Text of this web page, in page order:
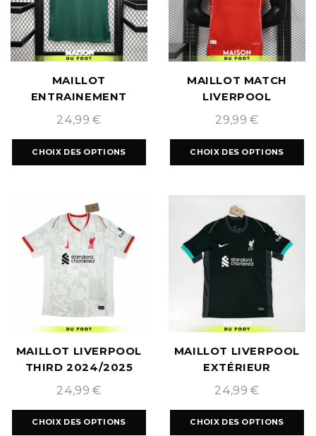
MAILLOT
ENTRAINEMENT
LIVERPOOL
2024/2025
24,99€
CHOIX DES OPTIONS
MAILLOT MATCH
LIVERPOOL
2025/2026
29,99€
CHOIX DES OPTIONS
MAILLOT LIVERPOOL
THIRD 2024/2025
24,99€
CHOIX DES OPTIONS
MAILLOT LIVERPOOL
EXTÉRIEUR
2024/2025
24,99€
CHOIX DES OPTIONS